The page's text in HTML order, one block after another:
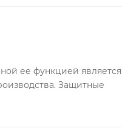
ее функцией является
Защитные